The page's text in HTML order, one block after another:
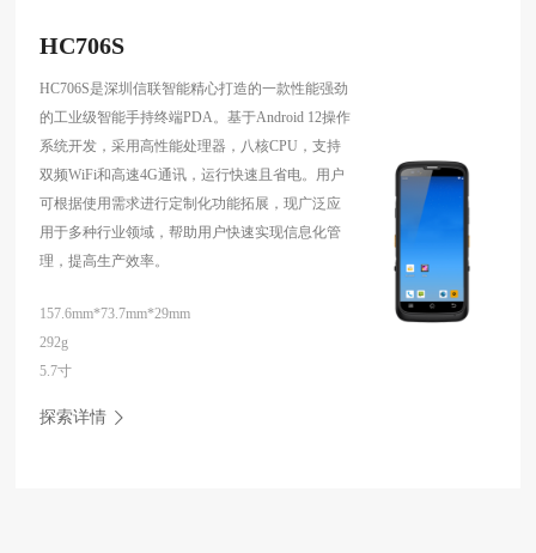
HC706S
HC706S是深圳信联智能精心打造的一款性能强劲
的工业级智能手持终端PDA。基于Android 12操作
系统开发，采用高性能处理器，八核CPU，支持
双频WiFi和高速4G通讯，运行快速且省电。用户
可根据使用需求进行定制化功能拓展，现广泛应
用于多种行业领域，帮助用户快速实现信息化管
理，提高生产效率。
157.6mm*73.7mm*29mm
292g
5.7寸
探索详情